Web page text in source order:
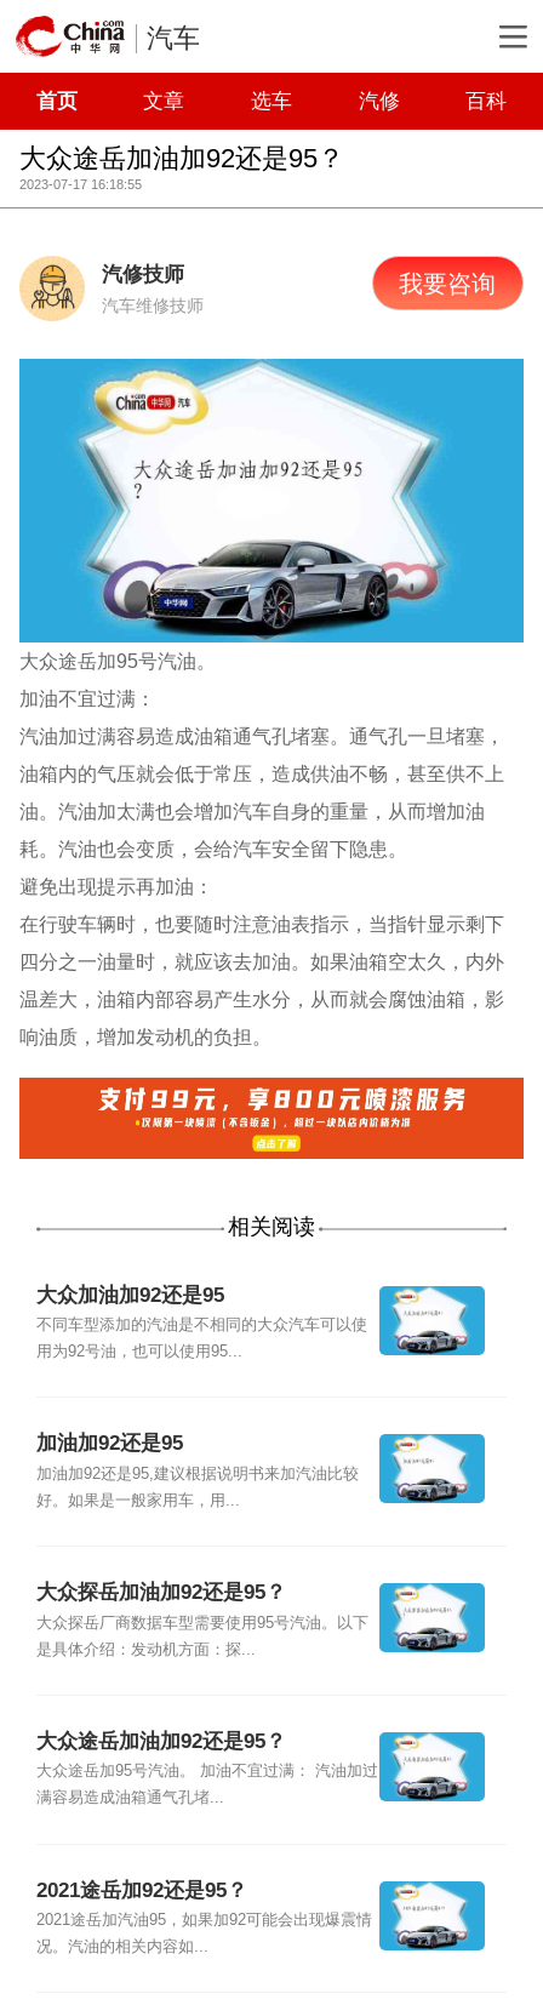
汽车
首页 文章 选车 汽修 百科
大众途岳加油加92还是95？
2023-07-17 16:18:55
汽修技师
汽车维修技师
我要咨询
大众途岳加95号汽油。
加油不宜过满：
汽油加过满容易造成油箱通气孔堵塞。通气孔一旦堵塞，
油箱内的气压就会低于常压，造成供油不畅，甚至供不上
油。汽油加太满也会增加汽车自身的重量，从而增加油
耗。汽油也会变质，会给汽车安全留下隐患。
避免出现提示再加油：
在行驶车辆时，也要随时注意油表指示，当指针显示剩下
四分之一油量时，就应该去加油。如果油箱空太久，内外
温差大，油箱内部容易产生水分，从而就会腐蚀油箱，影
响油质，增加发动机的负担。
相关阅读
大众加油加92还是95
不同车型添加的汽油是不相同的大众汽车可以使
用为92号油，也可以使用95...
加油加92还是95
加油加92还是95,建议根据说明书来加汽油比较
好。如果是一般家用车，用...
大众探岳加油加92还是95？
大众探岳厂商数据车型需要使用95号汽油。以下
是具体介绍：发动机方面：探...
大众途岳加油加92还是95？
大众途岳加95号汽油。 加油不宜过满： 汽油加过
满容易造成油箱通气孔堵...
2021途岳加92还是95？
2021途岳加汽油95，如果加92可能会出现爆震情
况。汽油的相关内容如...